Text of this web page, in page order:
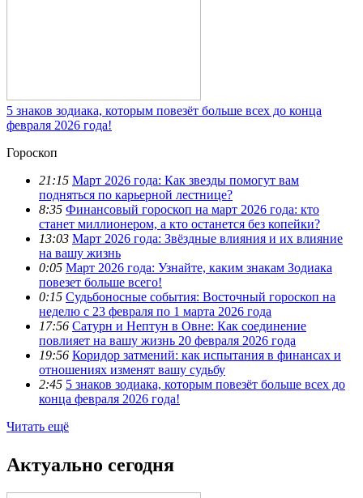
5 знаков зодиака, которым повезёт больше всех до конца
февраля 2026 года!
Гороскоп
21:15 Март 2026 года: Как звезды помогут вам
подняться по карьерной лестнице?
8:35 Финансовый гороскоп на март 2026 года: кто
станет миллионером, а кто останется без копейки?
13:03 Март 2026 года: Звёздные влияния и их влияние
на вашу жизнь
0:05 Март 2026 года: Узнайте, каким знакам Зодиака
повезет больше всего!
0:15 Судьбоносные события: Восточный гороскоп на
неделю с 23 февраля по 1 марта 2026 года
17:56 Сатурн и Нептун в Овне: Как соединение
повлияет на вашу жизнь 20 февраля 2026 года
19:56 Коридор затмений: как испытания в финансах и
отношениях изменят вашу судьбу
2:45 5 знаков зодиака, которым повезёт больше всех до
конца февраля 2026 года!
Читать ещё
Актуально сегодня